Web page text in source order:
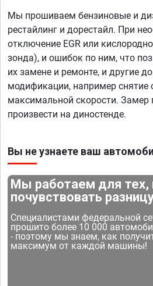
Мы прошиваем бензиновые и
рестайлинг и дорестайл. При
отключение EGR или
зонда), и ошибок по ним, что
их замене и ремонте, и другие
модификации, например снятие
максимальной скорости.
произвести на диностенде.
Вы не узнаете ваш
Мы работаем для
почувствовать
Специалистами федеральной
прошито более 10 000
- поэтому мы знаем, как
максимум от каждой машины!